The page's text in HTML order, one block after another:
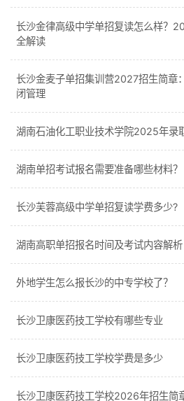
长沙金律高级中学单招复读怎么样？
全解读
长沙金麦子单招集训营2027招生简章
闭管理
湖南石油化工职业技术学院2025年录
湖南单招考试报名需要准备哪些材料？
长沙芙蓉高级中学单招复读学费多少?
湖南高职单招报名时间及考试内容解析
外地学生怎么报长沙的中专学校了？
长沙卫康医药技工学校有哪些专业
长沙卫康医药技工学校学费是多少
长沙卫康医药技工学校2026年招生简